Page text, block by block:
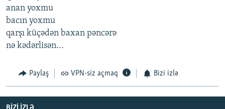
anan yoxmu
bacın yoxmu
qarşı küçədən baxan pəncərə
nə kədərlisən...
Paylaş VPN-siz açmaq Bizi izlə